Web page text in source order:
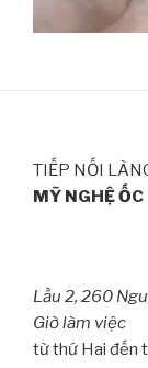
TIẾP NỐI
MỸ NGHỆ ỐC
Lầu 2, 260
Giờ làm việc
từ thứ Hai đến